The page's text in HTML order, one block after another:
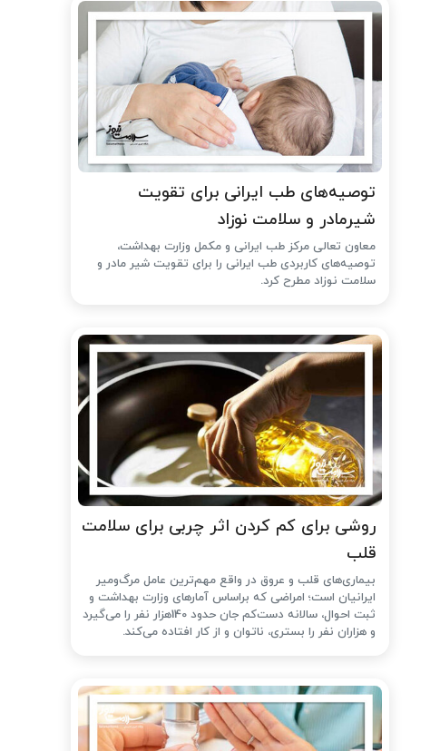
توصیه‌های طب ایرانی برای تقویت
شیرمادر و سلامت نوزاد
معاون تعالی مرکز طب ایرانی و مکمل وزارت بهداشت،
توصیه‌های کاربردی طب ایرانی را برای تقویت شیر مادر و
سلامت نوزاد مطرح کرد.
روشی برای کم کردن اثر چربی برای سلامت
قلب
بیماری‌های قلب و عروق در واقع مهم‌ترین عامل مرگ‌ومیر
ایرانیان است؛ امراضی که براساس آمارهای وزارت بهداشت و
ثبت احوال، سالانه دست‌کم جان حدود 140هزار نفر را می‌گیرد
و هزاران نفر را بستری، ناتوان و از کار افتاده می‌کند.